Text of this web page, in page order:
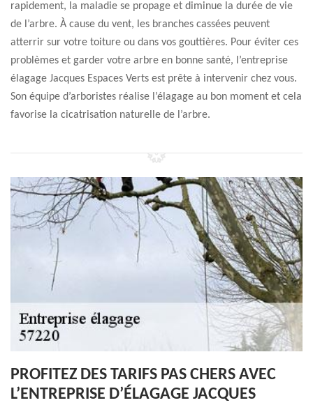
rapidement, la maladie se propage et diminue la durée de vie
de l’arbre. À cause du vent, les branches cassées peuvent
atterrir sur votre toiture ou dans vos gouttières. Pour éviter ces
problèmes et garder votre arbre en bonne santé, l’entreprise
élagage Jacques Espaces Verts est prête à intervenir chez vous.
Son équipe d’arboristes réalise l’élagage au bon moment et cela
favorise la cicatrisation naturelle de l’arbre.
PROFITEZ DES TARIFS PAS CHERS AVEC
L’ENTREPRISE D’ÉLAGAGE JACQUES